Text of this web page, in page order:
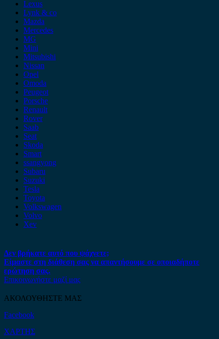
Lexus
Lynk & co
Mazda
Mercedes
MG
Mini
Mitsubishi
Nissan
Opel
Omoda
Peugeot
Porsche
Renault
Rover
Saab
Seat
Skoda
Smart
ssangyong
Subaru
Suzuki
Tesla
Toyota
Volkswagen
Volvo
Xev
Δεν βρήκατε αυτό που ψάχνετε;
Είμαστε στη διάθεση σας να απαντήσουμε σε οποιαδήποτε
ερώτηση σας.
Επικοινωνήστε μαζί μας
ΑΚΟΛΟΥΘΗΣΤΕ ΜΑΣ
Facebook
ΧΑΡΤΗΣ